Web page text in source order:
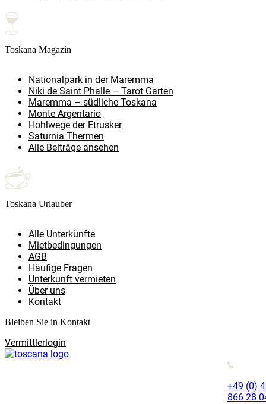
Toskana Magazin
Nationalpark in der Maremma
Niki de Saint Phalle – Tarot Garten
Maremma – südliche Toskana
Monte Argentario
Hohlwege der Etrusker
Saturnia Thermen
Alle Beiträge ansehen
Toskana Urlauber
Alle Unterkünfte
Mietbedingungen
AGB
Häufige Fragen
Unterkunft vermieten
Über uns
Kontakt
Bleiben Sie in Kontakt
Vermittlerlogin
+49 (0)
866 28